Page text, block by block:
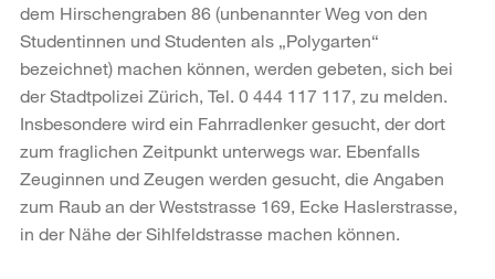
dem Hirschengraben 86 (unbenannter Weg von den
Studentinnen und Studenten als „Polygarten“
bezeichnet) machen können, werden gebeten, sich bei
der Stadtpolizei Zürich, Tel. 0 444 117 117, zu melden.
Insbesondere wird ein Fahrradlenker gesucht, der dort
zum fraglichen Zeitpunkt unterwegs war. Ebenfalls
Zeuginnen und Zeugen werden gesucht, die Angaben
zum Raub an der Weststrasse 169, Ecke Haslerstrasse,
in der Nähe der Sihlfeldstrasse machen können.